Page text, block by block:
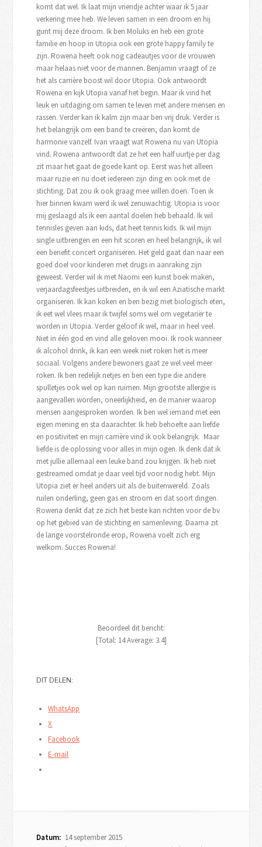
komt dat wel. Ik laat mijn vriendje achter waar ik 5 jaar
verkering mee heb. We leven samen in een droom en hij
gunt mij deze droom. Ik ben Moluks en heb een grote
familie en hoop in Utopia ook een grote happy family te
zijn. Rowena heeft ook nog cadeautjes voor de vrouwen
maar helaas niet voor de mannen. Benjamin vraagt of ze
het als carrière boost wil door Utopia. Ook antwoordt
Rowena en kijk Utopia vanaf het begin. Maar ik vind het
leuk en uitdaging om samen te leven met andere mensen en
rassen. Verder kan ik kalm zijn maar ben vrij druk. Verder is
het belangrijk om een band te creëren, dan komt de
harmonie vanzelf. Ivan vraagt wat Rowena nu van Utopia
vind. Rowena antwoordt dat ze het een half uurtje per dag
zit maar het gaat de goede kant op. Eerst was het alleen
maar ruzie en nu doet iedereen zijn ding en ook met de
stichting. Dat zou ik ook graag mee willen doen. Toen ik
hier binnen kwam werd ik wel zenuwachtig. Utopia is voor
mij geslaagd als ik een aantal doelen heb behaald. Ik wil
tennisles geven aan kids, dat heet tennis kids. Ik wil mijn
single uitbrengen en een hit scoren en heel belangrijk, ik wil
een benefit concert organiseren. Het geld gaat dan naar een
goed doel voor kinderen met drugs in aanraking zijn
geweest. Verder wil ik met Naomi een kunst boek maken,
verjaardagsfeestjes uitbreiden, en ik wil een Aziatische markt
organiseren. Ik kan koken en ben bezig met biologisch eten,
ik eet wel vlees maar ik twijfel soms wel om vegetariër te
worden in Utopia. Verder geloof ik wel, maar in heel veel.
Niet in één god en vind alle geloven mooi. Ik rook wanneer
ik alcohol drink, ik kan een week niet roken het is meer
sociaal. Volgens andere bewoners gaat ze wel veel meer
roken. Ik ben redelijk netjes en ben een type die andere
spulletjes ook wel op kan ruimen. Mijn grootste allergie is
aangevallen worden, oneerlijkheid, en de manier waarop
mensen aangesproken worden. Ik ben wel iemand met een
eigen mening en sta daarachter. Ik heb behoefte aan liefde
en positiviteit en mijn carrière vind ik ook belangrijk. Maar
liefde is de oplossing voor alles in mijn ogen. Ik denk dat ik
met jullie allemaal een leuke band zou krijgen. Ik heb niet
gestreamed omdat je daar veel tijd voor nodig hebt. Mijn
Utopia ziet er heel anders uit als de buitenwereld. Zoals
ruilen onderling, geen gas en stroom en dat soort dingen.
Rowena denkt dat ze zich het beste kan richten voor de bv
op het gebied van de stichting en samenleving. Daarna zit
de lange voorstelronde erop, Rowena voelt zich erg
welkom. Succes Rowena!
Beoordeel dit bericht:
[Total: 14Average: 3.4]
DIT DELEN:
WhatsApp
X
Facebook
E-mail
Datum: 14 september 2015